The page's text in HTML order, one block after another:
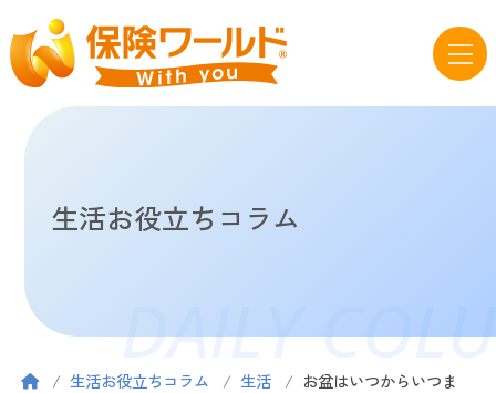
生活お役立ちコラム
DAILY
生活お役立ちコラム 生活
お盆はいつからいつま